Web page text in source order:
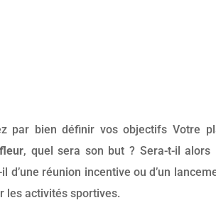
par bien définir vos objectifs Votre
, quel sera son but ? Sera-t-il alors
réunion incentive ou d’un
les activités sportives.